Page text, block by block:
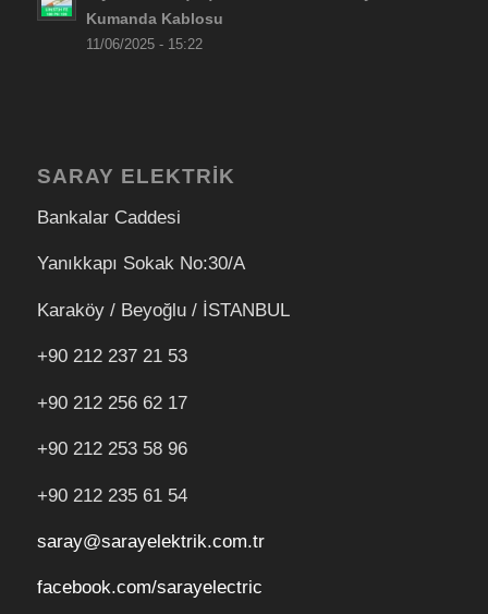
Kumanda Kablosu
11/06/2025 - 15:22
SARAY ELEKTRİK
Bankalar Caddesi
Yanıkkapı Sokak No:30/A
Karaköy / Beyoğlu / İSTANBUL
+90 212 237 21 53
+90 212 256 62 17
+90 212 253 58 96
+90 212 235 61 54
saray@sarayelektrik.com.tr
facebook.com/sarayelectric